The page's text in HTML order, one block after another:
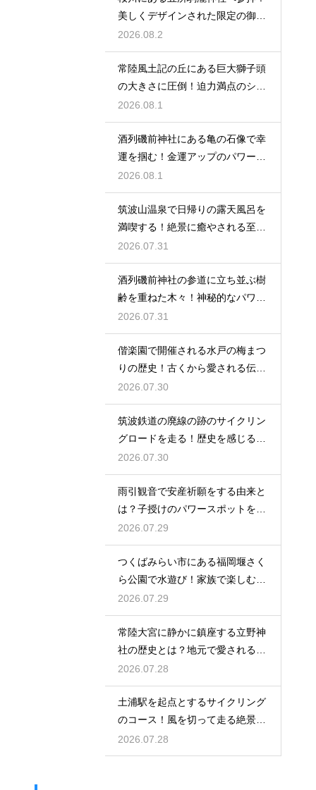
美しくデザインされた限定の御朱
印の魅力
2026.08.2
常陸風土記の丘にある巨大獅子頭
の大きさに圧倒！迫力満点のシン
ボル
2026.08.1
酒列磯前神社にある亀の石像で幸
運を掴む！金運アップのパワース
ポット
2026.08.1
筑波山温泉で日帰りの露天風呂を
満喫する！絶景に癒やされる至福
の時間
2026.07.31
酒列磯前神社の参道に立ち並ぶ樹
齢を重ねた木々！神秘的なパワー
を満喫
2026.07.31
偕楽園で開催される水戸の梅まつ
りの歴史！古くから愛される伝統
の由来
2026.07.30
筑波鉄道の廃線の跡のサイクリン
グロードを走る！歴史を感じる自
転車の旅
2026.07.30
雨引観音で安産祈願をする由来と
は？子授けのパワースポットを徹
底解説
2026.07.29
つくばみらい市にある福岡堰さく
ら公園で水遊び！家族で楽しむ休
日の午後
2026.07.29
常陸大宮に静かに鎮座する立野神
社の歴史とは？地元で愛される信
仰の拠点
2026.07.28
土浦駅を起点とするサイクリング
のコース！風を切って走る絶景ル
ート
2026.07.28